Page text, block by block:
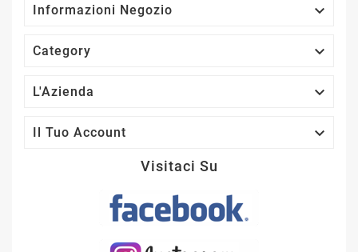
Informazioni Negozio 
Category 
L'Azienda 
Il Tuo Account 
Visitaci Su